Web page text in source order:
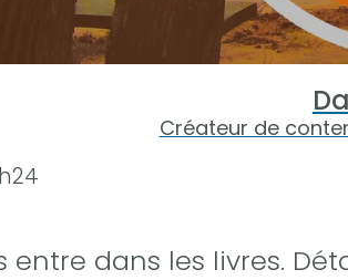
Créateur de
entre dans les livres.